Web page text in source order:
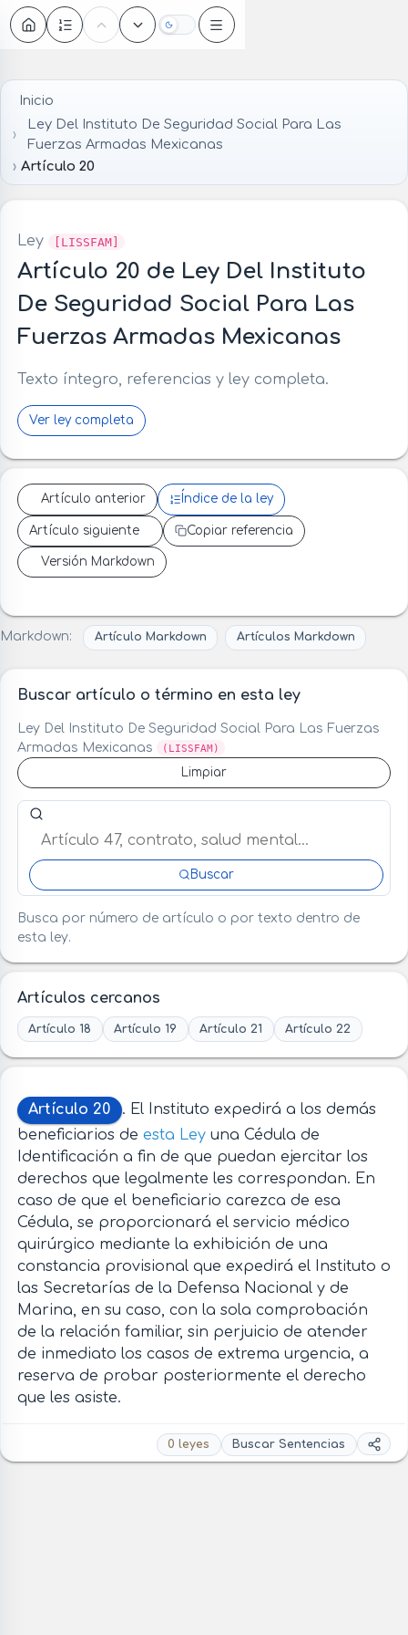
Oscuro
Inicio
Ley Del Instituto De Seguridad Social Para Las
Fuerzas Armadas Mexicanas
Artículo 20
Ley [LISSFAM]
Artículo 20 de Ley Del Instituto
De Seguridad Social Para Las
Fuerzas Armadas Mexicanas
Texto íntegro, referencias y ley completa.
Ver ley completa
Artículo anterior Índice de la ley
Artículo siguiente Copiar referencia
Versión Markdown
Markdown: Artículo Markdown Artículos Markdown
Buscar artículo o término en esta ley
Ley Del Instituto De Seguridad Social Para Las Fuerzas
Armadas Mexicanas
(LISSFAM)
Limpiar
Buscar artículo o término en esta ley
Buscar
Busca por número de artículo o por texto dentro de
esta ley.
Artículos cercanos
Artículo 18 Artículo 19 Artículo 21 Artículo 22
Artículo 20
. El Instituto expedirá a los demás
beneficiarios de esta Leyuna Cédula de
Identificación a fin de que puedan ejercitar los
derechos que legalmente les correspondan. En
caso de que el beneficiario carezca de esa
Cédula, se proporcionará el servicio médico
quirúrgico mediante la exhibición de una
constancia provisional que expedirá el Instituto o
las Secretarías de la Defensa Nacional y de
Marina, en su caso, con la sola comprobación
de la relación familiar, sin perjuicio de atender
de inmediato los casos de extrema urgencia, a
reserva de probar posteriormente el derecho
que les asiste.
0 leyes Buscar Sentencias